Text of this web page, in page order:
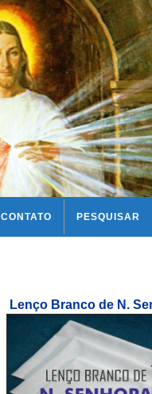
CONTATO PESQUISAR
Lenço Branco de N.